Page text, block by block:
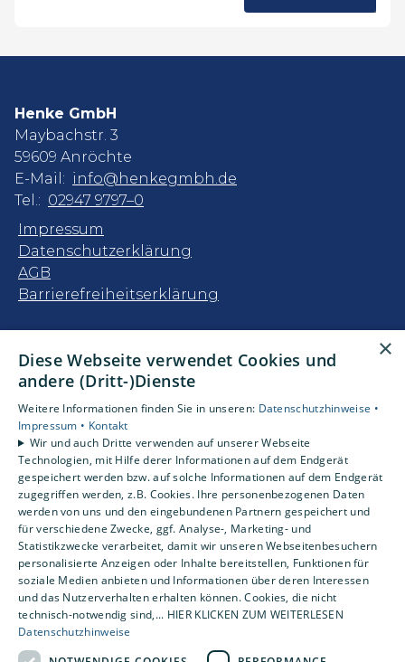
Henke GmbH
Maybachstr. 3
59609 Anröchte
E-Mail: info@henkegmbh.de
Tel.: 02947 9797–0
Impressum
Datenschutzerklärung
AGB
Barrierefreiheitserklärung
Privatkunden
Gewerbekunden
Karriere
Unternehmen
Kontakt
Um externe HTML-Inhalte anzuzeigen,
benötigen wir Ihre Einwilligung.
Weitere Informationen finden Sie in unserer
Datenschutzerklärung.
Cookie-Einstellungen öffnen
×
Diese Webseite verwendet Cookies und
andere (Dritt-)Dienste
Weitere Informationen finden Sie in unseren: Datenschutzhinweise •
Impressum • Kontakt
Wir und auch Dritte verwenden auf unserer Webseite
Technologien, mit Hilfe derer Informationen auf dem Endgerät
gespeichert werden bzw. auf solche Informationen auf dem Endgerät
zugegriffen werden, z.B. Cookies. Ihre personenbezogenen Daten
werden von uns und den eingebundenen Partnern gespeichert und
für verschiedene Zwecke, ggf. Analyse-, Marketing- und
Statistikzwecke verarbeitet, damit wir unseren Webseitenbesuchern
personalisierte Anzeigen oder Inhalte bereitstellen, Funktionen für
soziale Medien anbieten und Informationen über deren Interessen
und das Nutzerverhalten erhalten können. Cookies, die nicht
technisch-notwendig sind,... HIER KLICKEN ZUM WEITERLESEN
Datenschutzhinweise